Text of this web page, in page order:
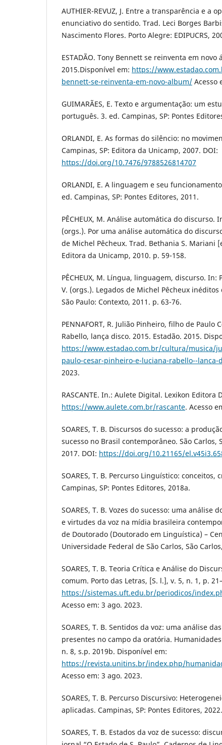
AUTHIER-REVUZ, J. Entre a transparência e a
enunciativo do sentido. Trad. Leci Borges
Nascimento Flores. Porto Alegre: EDIPUCRS,
ESTADÃO. Tony Bennett se reinventa em novo
2015.Disponível em: https://
bennett-se-reinventa-em-novo-album/ Acesso
GUIMARÃES, E. Texto e argumentação: um
português. 3. ed. Campinas, SP: Pontes
ORLANDI, E. As formas do silêncio: no
Campinas, SP: Editora da Unicamp, 2007. DOI:
https://doi.org/10.7476/9788526814707
ORLANDI, E. A linguagem e seu
ed. Campinas, SP: Pontes Editores, 2011.
PÊCHEUX, M. Análise automática do discurso.
(orgs.). Por uma análise automática do
de Michel Pêcheux. Trad. Bethania S. Mariani
Editora da Unicamp, 2010. p. 59-158.
PÊCHEUX, M. Língua, linguagem, discurso. In:
V. (orgs.). Legados de Michel Pêcheux
São Paulo: Contexto, 2011. p. 63-76.
PENNAFORT, R. Julião Pinheiro, filho de Paulo
Rabello, lança disco. 2015. Estadão. 2015.
https://www.estadao.com.br/cultura/musica/
paulo-cesar-pinheiro-e-luciana-rabello--lanca-
2023.
RASCANTE. In.: Aulete Digital. Lexikon Editora
https://www.aulete.com.br/rascante. Acesso
SOARES, T. B. Discursos do sucesso: a
sucesso no Brasil contemporâneo. São Carlos,
2017. DOI: https://doi.org/10.21165/
SOARES, T. B. Percurso Linguístico: conceitos,
Campinas, SP: Pontes Editores, 2018a.
SOARES, T. B. Vozes do sucesso: uma análise
e virtudes da voz na mídia brasileira
de Doutorado (Doutorado em Linguística) –
Universidade Federal de São Carlos, São
SOARES, T. B. Teoria Crítica e Análise do
comum. Porto das Letras, [S. l.], v. 5, n. 1, p.
https://sistemas.uft.edu.br/periodicos/
Acesso em: 3 ago. 2023.
SOARES, T. B. Sentidos da voz: uma análise
presentes no campo da oratória.
n. 8, s.p. 2019b. Disponível em:
https://revista.unitins.br/index.php/
Acesso em: 3 ago. 2023.
SOARES, T. B. Percurso Discursivo:
aplicadas. Campinas, SP: Pontes Editores, 2022.
SOARES, T. B. Estados da voz de sucesso: